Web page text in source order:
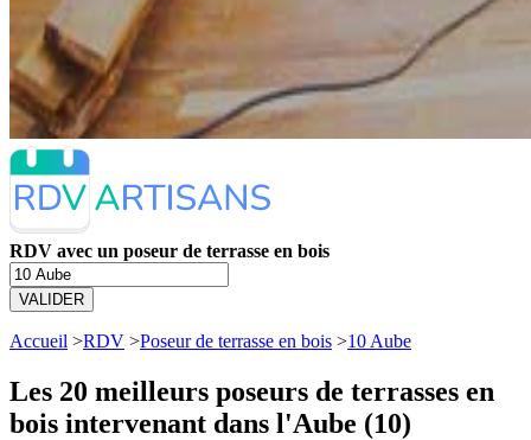
RDV avec un poseur de terrasse en bois
VALIDER
Accueil >RDV >Poseur de terrasse en bois >10 Aube
Les 20 meilleurs poseurs de terrasses en
bois intervenant dans l'Aube (10)